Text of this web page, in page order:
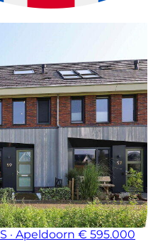
· Apeldoorn € 595.000